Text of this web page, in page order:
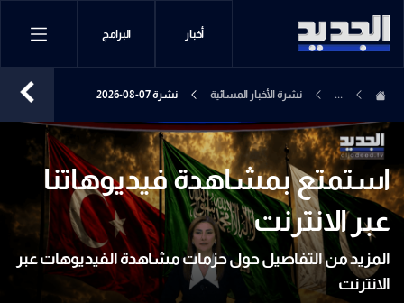
أخبار البرامج
... نشرة الأخبار المسائية نشرة 07-08-2026
استمتع بمشاهدة فيديوهاتنا
عبر الانترنت
المزيد من التفاصيل حول حزمات مشاهدة الفيديوهات عبر
الانترنت